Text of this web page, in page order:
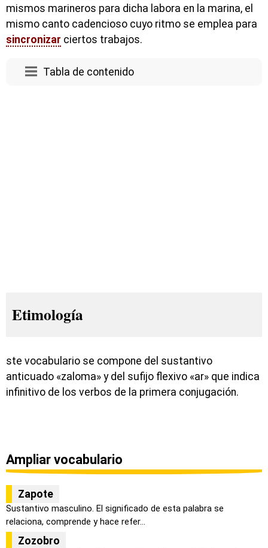
mismos marineros para dicha labora en la marina, el
mismo canto cadencioso cuyo ritmo se emplea para
sincronizar ciertos trabajos.
Tabla de contenido
Etimología
ste vocabulario se compone del sustantivo
anticuado «zaloma» y del sufijo flexivo «ar» que indica
infinitivo de los verbos de la primera conjugación.
Ampliar vocabulario
Zapote
Sustantivo masculino. El significado de esta palabra se
relaciona, comprende y hace refer...
Zozobro